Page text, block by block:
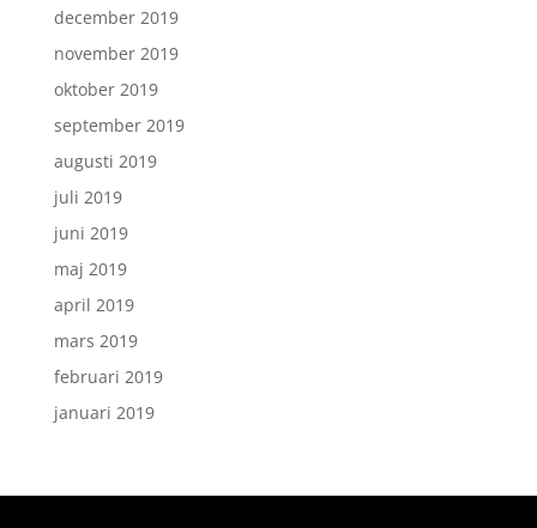
december 2019
november 2019
oktober 2019
september 2019
augusti 2019
juli 2019
juni 2019
maj 2019
april 2019
mars 2019
februari 2019
januari 2019